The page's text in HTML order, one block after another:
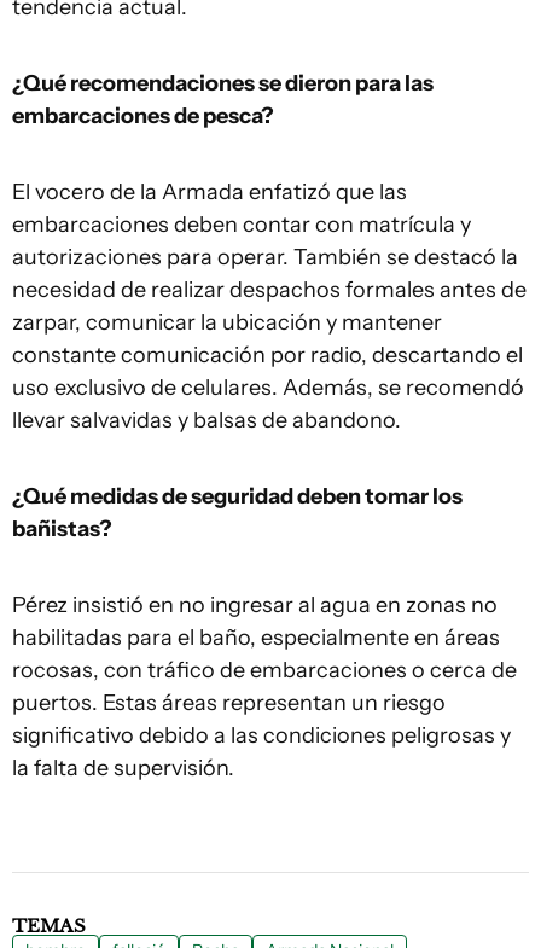
tendencia actual.
¿Qué recomendaciones se dieron para las
embarcaciones de pesca?
El vocero de la Armada enfatizó que las
embarcaciones deben contar con matrícula y
autorizaciones para operar. También se destacó la
necesidad de realizar despachos formales antes de
zarpar, comunicar la ubicación y mantener
constante comunicación por radio, descartando el
uso exclusivo de celulares. Además, se recomendó
llevar salvavidas y balsas de abandono.
¿Qué medidas de seguridad deben tomar los
bañistas?
Pérez insistió en no ingresar al agua en zonas no
habilitadas para el baño, especialmente en áreas
rocosas, con tráfico de embarcaciones o cerca de
puertos. Estas áreas representan un riesgo
significativo debido a las condiciones peligrosas y
la falta de supervisión.
TEMAS